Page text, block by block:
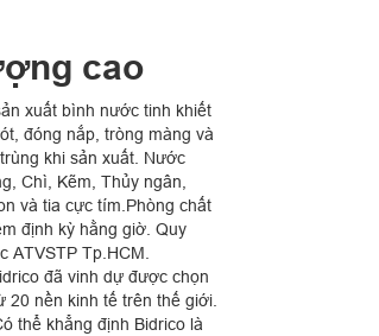
cao
xuất bình nước tinh khiết
đóng nắp, tròng màng và
khi sản xuất. Nước
Chì, Kẽm, Thủy ngân,
và tia cực tím.Phòng chất
định kỳ hằng giờ. Quy
Tp.HCM.
đã vinh dự được chọn
nền kinh tế trên thế giới.
thể khẳng định Bidrico là